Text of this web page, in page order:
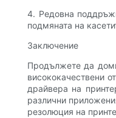
4. Редовна
подмяната на
Заключение
Продължете да
висококачествени
драйвера на
различни
резолюция на